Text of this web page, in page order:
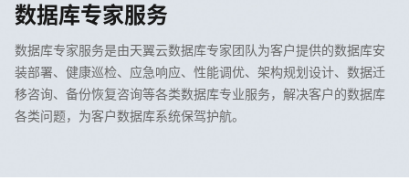
数据库专家服务
数据库专家服务是由天翼云数据库专家团队为客户提供的数据库安
装部署、健康巡检、应急响应、性能调优、架构规划设计、数据迁
移咨询、备份恢复咨询等各类数据库专业服务，解决客户的数据库
各类问题，为客户数据库系统保驾护航。